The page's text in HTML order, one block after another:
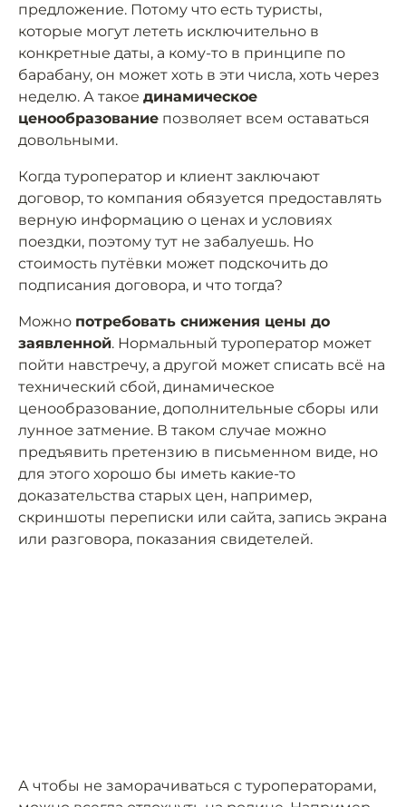
предложение. Потому что есть туристы,
которые могут лететь исключительно в
конкретные даты, а кому-то в принципе по
барабану, он может хоть в эти числа, хоть через
неделю. А такое динамическое
ценообразование позволяет всем оставаться
довольными.
Когда туроператор и клиент заключают
договор, то компания обязуется предоставлять
верную информацию о ценах и условиях
поездки, поэтому тут не забалуешь. Но
стоимость путёвки может подскочить до
подписания договора, и что тогда?
Можно потребовать снижения цены до
заявленной. Нормальный туроператор может
пойти навстречу, а другой может списать всё на
технический сбой, динамическое
ценообразование, дополнительные сборы или
лунное затмение. В таком случае можно
предъявить претензию в письменном виде, но
для этого хорошо бы иметь какие-то
доказательства старых цен, например,
скриншоты переписки или сайта, запись экрана
или разговора, показания свидетелей.
А чтобы не заморачиваться с туроператорами,